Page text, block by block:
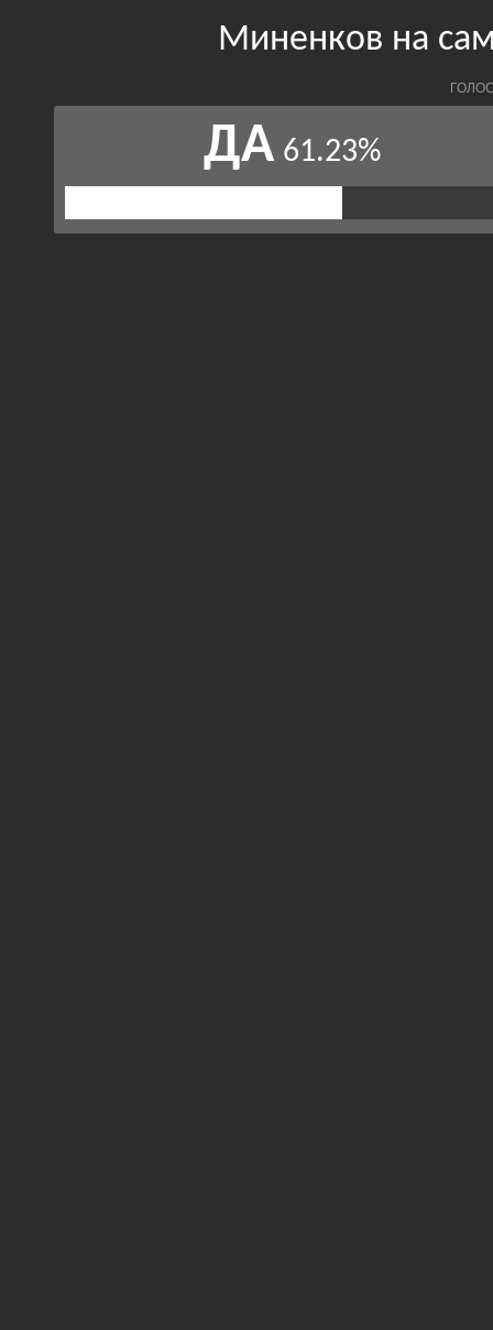
Миненков на
ДА 61.23%